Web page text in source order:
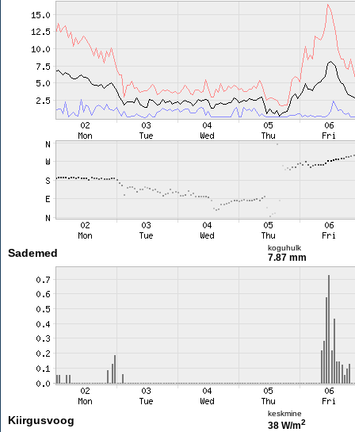
Sademed koguhulk
7.87 mm
Kiirgusvoog
keskmine
38 W/m2